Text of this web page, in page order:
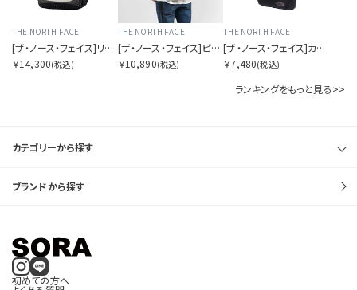
THE NORTH FACE
[ザ・ノース・フェイス]リープ20
￥14,300(税込)
THE NORTH FACE
[ザ・ノース・フェイス]ピレネーショルダーL
￥10,890(税込)
THE NORTH FACE
[ザ・ノース・フェイス]カペラ5
￥7,480(税込)
ランキングをもっと見る>>
カテゴリーから探す
ブランドから探す
初めての方へ